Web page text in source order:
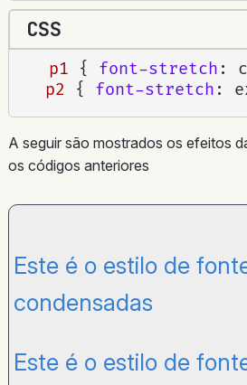
CSS
p1 { font-stretch :
p2
{ font-stretch :
A seguir são mostrados os efeitos
os códigos anteriores
Este é o estilo de
condensadas
Este é o estilo de